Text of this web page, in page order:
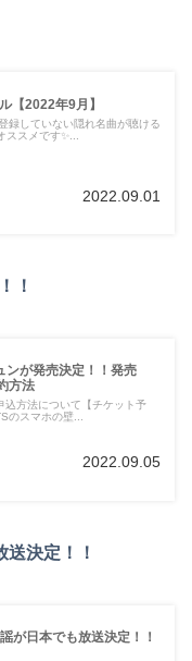
【2022年9月】
録していない隠れ名曲が聴ける
スメです✨...
2022.09.01
！
ンが発売決定！！発売
方法
方法について【チケット予
のスマホの壁...
2022.09.05
決定！！
が日本でも放送決定！！